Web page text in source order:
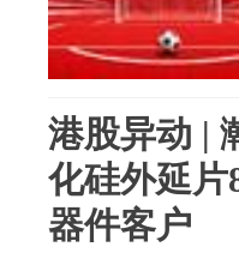
港股异动 |
化硅外延片
器件客户